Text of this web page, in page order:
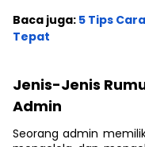
Baca juga: 5 Tips
Tepat
Jenis-Jenis
Admin
Seorang admin